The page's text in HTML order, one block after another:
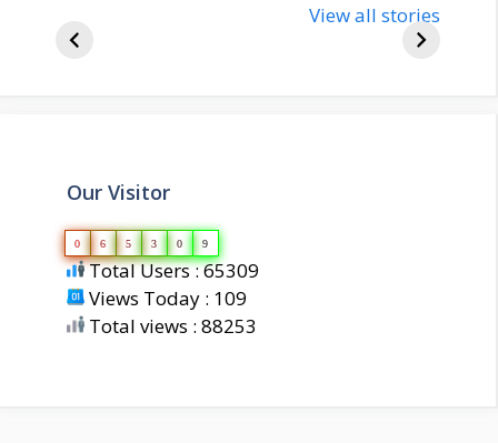
bjp-india-
about
View all stories
Our Visitor
0 6 5 3 0 9
Total Users : 65309
Views Today : 109
Total views : 88253